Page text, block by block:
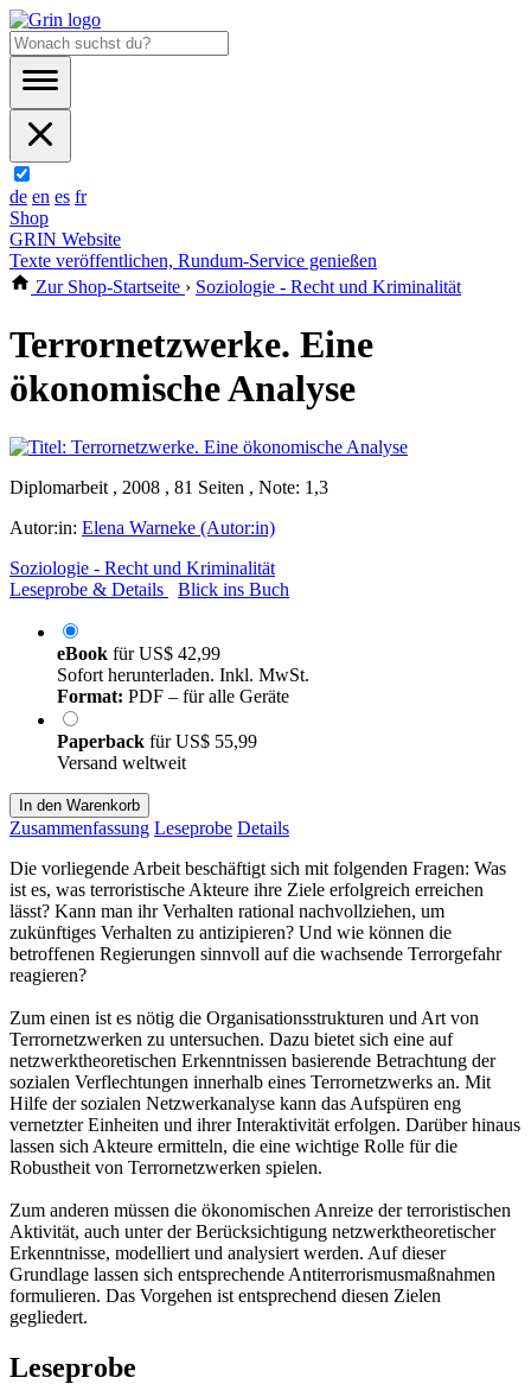
de en es fr
Shop
GRIN Website
Texte veröffentlichen, Rundum-Service genießen
Zur Shop-Startseite › Soziologie - Recht und Kriminalität
Terrornetzwerke. Eine
ökonomische Analyse
Diplomarbeit , 2008 , 81 Seiten , Note: 1,3
Autor:in: Elena Warneke (Autor:in)
Soziologie - Recht und Kriminalität
Leseprobe & Details
Blick ins Buch
eBook fürUS$ 42,99
Sofort herunterladen. Inkl. MwSt.
Format: PDF – für alle Geräte
Paperback fürUS$ 55,99
Versand weltweit
In den Warenkorb
Zusammenfassung Leseprobe Details
Die vorliegende Arbeit beschäftigt sich mit folgenden Fragen: Was
ist es, was terroristische Akteure ihre Ziele erfolgreich erreichen
lässt? Kann man ihr Verhalten rational nachvollziehen, um
zukünftiges Verhalten zu antizipieren? Und wie können die
betroffenen Regierungen sinnvoll auf die wachsende Terrorgefahr
reagieren?
Zum einen ist es nötig die Organisationsstrukturen und Art von
Terrornetzwerken zu untersuchen. Dazu bietet sich eine auf
netzwerktheoretischen Erkenntnissen basierende Betrachtung der
sozialen Verflechtungen innerhalb eines Terrornetzwerks an. Mit
Hilfe der sozialen Netzwerkanalyse kann das Aufspüren eng
vernetzter Einheiten und ihrer Interaktivität erfolgen. Darüber hinaus
lassen sich Akteure ermitteln, die eine wichtige Rolle für die
Robustheit von Terrornetzwerken spielen.
Zum anderen müssen die ökonomischen Anreize der terroristischen
Aktivität, auch unter der Berücksichtigung netzwerktheoretischer
Erkenntnisse, modelliert und analysiert werden. Auf dieser
Grundlage lassen sich entsprechende Antiterrorismusmaßnahmen
formulieren. Das Vorgehen ist entsprechend diesen Zielen
gegliedert.
Leseprobe